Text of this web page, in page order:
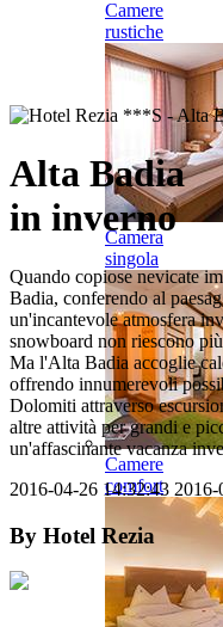
Camere
rustiche
Camera
singola
Camere
comfort
Alta Badia
in inverno
Quando copiose nevicate
Badia, conferendo al
un'incantevole atmosfera
snowboard non riescono
Ma l'Alta Badia accoglie
offrendo innumerevoli
Dolomiti attraverso
altre attività per grandi e
un'affascinante vacanza
2016-04-26 14:32:43 2016-
By Hotel Rezia